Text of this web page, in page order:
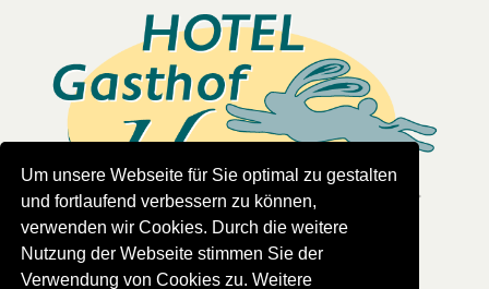
Um unsere Webseite für Sie optimal zu gestalten
und fortlaufend verbessern zu können,
verwenden wir Cookies. Durch die weitere
Nutzung der Webseite stimmen Sie der
Verwendung von Cookies zu. Weitere
Read more